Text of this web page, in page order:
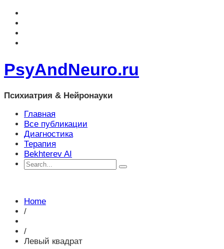
PsyAndNeuro.ru
Психиатрия & Нейронауки
Главная
Все публикации
Диагностика
Терапия
Bekhterev AI
Home
/
/
Левый квадрат